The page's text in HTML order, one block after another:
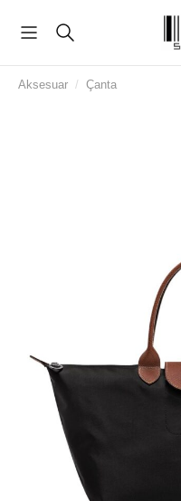
Aksesuar / Çanta